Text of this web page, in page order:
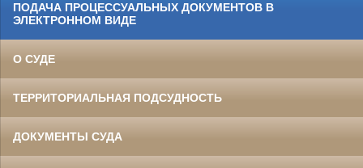
ПОДАЧА ПРОЦЕССУАЛЬНЫХ ДОКУМЕНТОВ В
ЭЛЕКТРОННОМ ВИДЕ
О СУДЕ
ТЕРРИТОРИАЛЬНАЯ ПОДСУДНОСТЬ
ДОКУМЕНТЫ СУДА